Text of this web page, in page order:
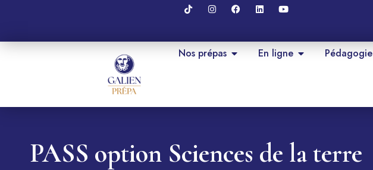
Nos prépas En ligne Pédagogie
PASS option Sciences de la terre